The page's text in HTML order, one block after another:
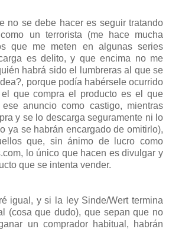
no se debe hacer es seguir tratando
un terrorista (me hace mucha
que me meten en algunas series
es delito, y que encima no me
habrá sido el lumbreras al que se
porque podía habérsele ocurrido
que compra el producto es el que
anuncio como castigo, mientras
y se lo descarga seguramente ni lo
ya se habrán encargado de omitirlo),
que, sin ánimo de lucro como
lo único que hacen es divulgar y
que se intenta vender.
igual, y si la ley Sinde/Wert termina
(cosa que dudo), que sepan que no
un comprador habitual, habrán